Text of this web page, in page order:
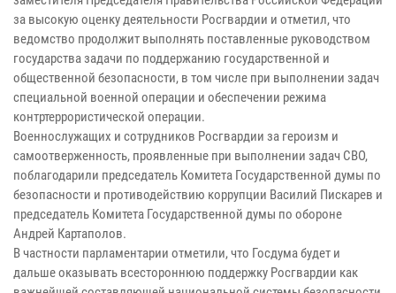
за высокую оценку деятельности Росгвардии и отметил, что
ведомство продолжит выполнять поставленные руководством
государства задачи по поддержанию государственной и
общественной безопасности, в том числе при выполнении задач
специальной военной операции и обеспечении режима
контртеррористической операции.
Военнослужащих и сотрудников Росгвардии за героизм и
самоотверженность, проявленные при выполнении задач СВО,
поблагодарили председатель Комитета Государственной думы по
безопасности и противодействию коррупции Василий Пискарев и
председатель Комитета Государственной думы по обороне
Андрей Картаполов.
В частности парламентарии отметили, что Госдума будет и
дальше оказывать всестороннюю поддержку Росгвардии как